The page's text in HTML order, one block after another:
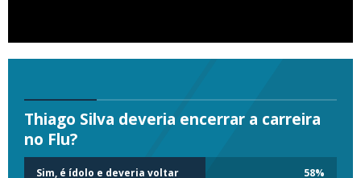
Thiago Silva deveria encerrar a carreira
no Flu?
Sim, é ídolo e deveria voltar 58%